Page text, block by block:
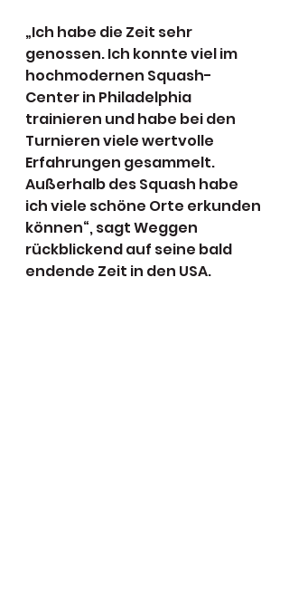
„Ich habe die Zeit sehr
genossen. Ich konnte viel im
hochmodernen Squash-
Center in Philadelphia
trainieren und habe bei den
Turnieren viele wertvolle
Erfahrungen gesammelt.
Außerhalb des Squash habe
ich viele schöne Orte erkunden
können“, sagt Weggen
rückblickend auf seine bald
endende Zeit in den USA.